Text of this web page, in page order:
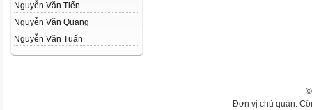
Nguyễn Văn Tiến
Nguyễn Văn Quang
Nguyễn Văn Tuấn
Đơn vị chủ quản: